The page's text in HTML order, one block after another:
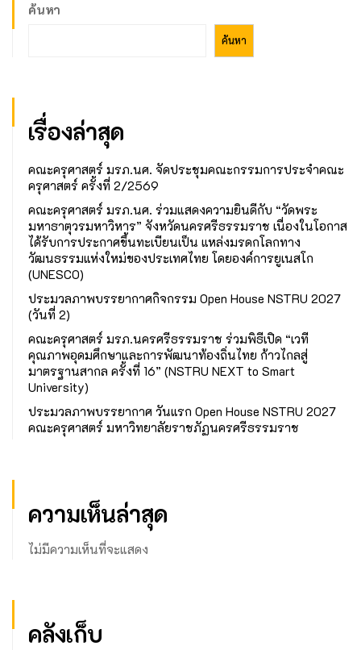
ค้นหา
ค้นหา
เรื่องล่าสุด
คณะครุศาสตร์ มรภ.นศ. จัดประชุมคณะกรรมการประจำคณะ
ครุศาสตร์ ครั้งที่ 2/2569
คณะครุศาสตร์ มรภ.นศ. ร่วมแสดงความยินดีกับ “วัดพระ
มหาธาตุวรมหาวิหาร” จังหวัดนครศรีธรรมราช เนื่องในโอกาส
ได้รับการประกาศขึ้นทะเบียนเป็น แหล่งมรดกโลกทาง
วัฒนธรรมแห่งใหม่ของประเทศไทย โดยองค์การยูเนสโก
(UNESCO)
ประมวลภาพบรรยากาศกิจกรรม Open House NSTRU 2027
(วันที่ 2)
คณะครุศาสตร์ มรภ.นครศรีธรรมราช ร่วมพิธีเปิด “เวที
คุณภาพอุดมศึกษาและการพัฒนาท้องถิ่นไทย ก้าวไกลสู่
มาตรฐานสากล ครั้งที่ 16” (NSTRU NEXT to Smart
University)
ประมวลภาพบรรยากาศ วันแรก Open House NSTRU 2027
คณะครุศาสตร์ มหาวิทยาลัยราชภัฏนครศรีธรรมราช
ความเห็นล่าสุด
ไม่มีความเห็นที่จะแสดง
คลังเก็บ